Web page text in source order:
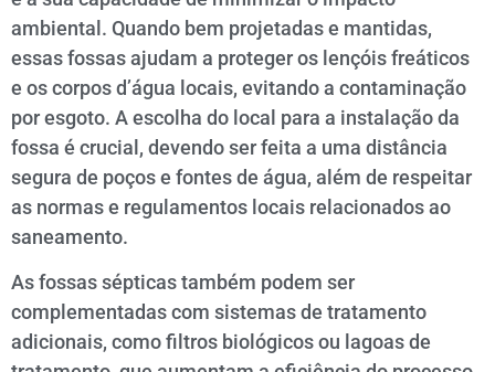
ambiental. Quando bem projetadas e mantidas,
essas fossas ajudam a proteger os lençóis freáticos
e os corpos d’água locais, evitando a contaminação
por esgoto. A escolha do local para a instalação da
fossa é crucial, devendo ser feita a uma distância
segura de poços e fontes de água, além de respeitar
as normas e regulamentos locais relacionados ao
saneamento.
As fossas sépticas também podem ser
complementadas com sistemas de tratamento
adicionais, como filtros biológicos ou lagoas de